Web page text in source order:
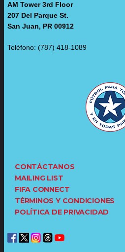
AM Tower 3rd Floor
207 Del Parque St.
San Juan, PR 00912
Teléfono: (787) 418-1089
CONTÁCTANOS
MAILING LIST
FIFA CONNECT
TÉRMINOS Y CONDICIONES
POLÍTICA DE PRIVACIDAD